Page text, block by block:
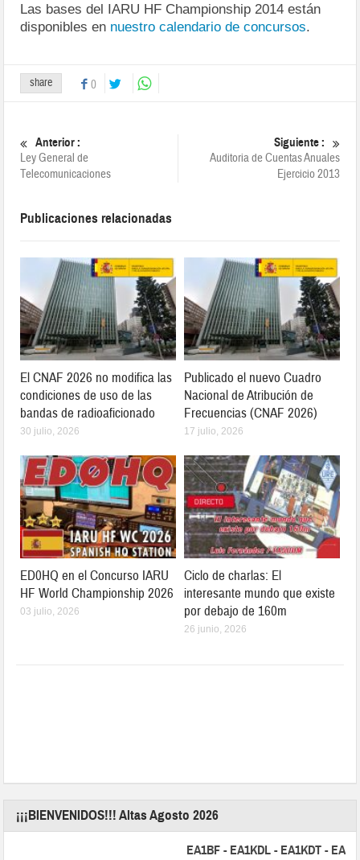
Las bases del IARU HF Championship 2014 están
disponibles en nuestro calendario de concursos.
share 0
Anterior :
Ley General de
Telecomunicaciones
Siguiente :
Auditoria de Cuentas Anuales
Ejercicio 2013
Publicaciones relacionadas
El CNAF 2026 no modifica las
condiciones de uso de las
bandas de radioaficionado
30 julio, 2026
Publicado el nuevo Cuadro
Nacional de Atribución de
Frecuencias (CNAF 2026)
17 julio, 2026
ED0HQ en el Concurso IARU
HF World Championship 2026
03 julio, 2026
Ciclo de charlas: El
interesante mundo que existe
por debajo de 160m
26 junio, 2026
¡¡¡BIENVENIDOS!!! Altas Agosto 2026
EA1BF - EA1KDL - EA1KDT -